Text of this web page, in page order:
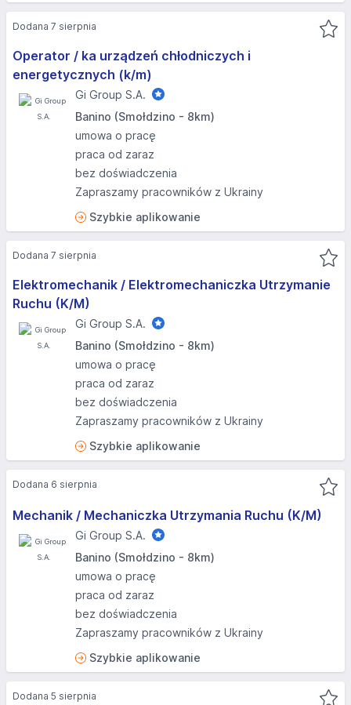
Operator / ka urządzeń chłodniczych i
energetycznych (k/m)
Gi Group S.A.
Banino (Smołdzino - 8km)
umowa o pracę
praca od zaraz
bez doświadczenia
Zapraszamy pracowników z Ukrainy
Szybkie aplikowanie
Dodana 7 sierpnia
Elektromechanik / Elektromechaniczka Utrzymanie
Ruchu (K/M)
Gi Group S.A.
Banino (Smołdzino - 8km)
umowa o pracę
praca od zaraz
bez doświadczenia
Zapraszamy pracowników z Ukrainy
Szybkie aplikowanie
Dodana 7 sierpnia
Mechanik / Mechaniczka Utrzymania Ruchu (K/M)
Gi Group S.A.
Banino (Smołdzino - 8km)
umowa o pracę
praca od zaraz
bez doświadczenia
Zapraszamy pracowników z Ukrainy
Szybkie aplikowanie
Dodana 6 sierpnia
Dodana 5 sierpnia